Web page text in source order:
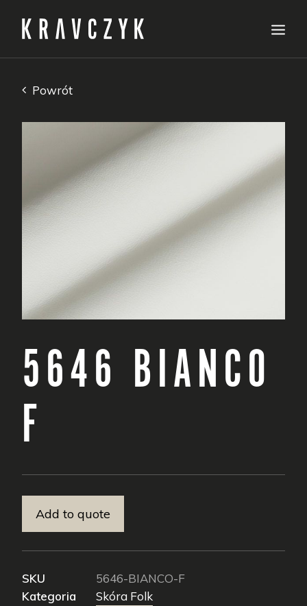
Specyfikacje
O nas
Pielęgnacja
Kontakt
polski
Zapytanie ofertowe
Powrót
5646 BIANCO
F
Add to quote
SKU
5646-BIANCO-F
Kategoria
Skóra Folk